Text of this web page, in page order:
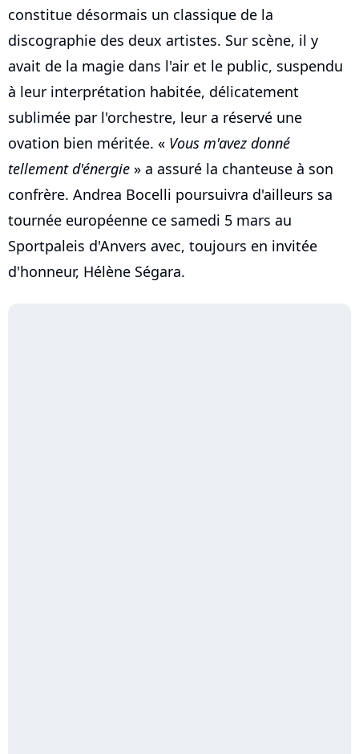
constitue désormais un classique de la
discographie des deux artistes. Sur scène, il y
avait de la magie dans l'air et le public, suspendu
à leur interprétation habitée, délicatement
sublimée par l'orchestre, leur a réservé une
ovation bien méritée. « Vous m'avez donné
tellement d'énergie » a assuré la chanteuse à son
confrère. Andrea Bocelli poursuivra d'ailleurs sa
tournée européenne ce samedi 5 mars au
Sportpaleis d'Anvers avec, toujours en invitée
d'honneur, Hélène Ségara.